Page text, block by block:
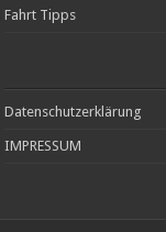
Fahrt Tipps
Datenschutzerklärung
IMPRESSUM